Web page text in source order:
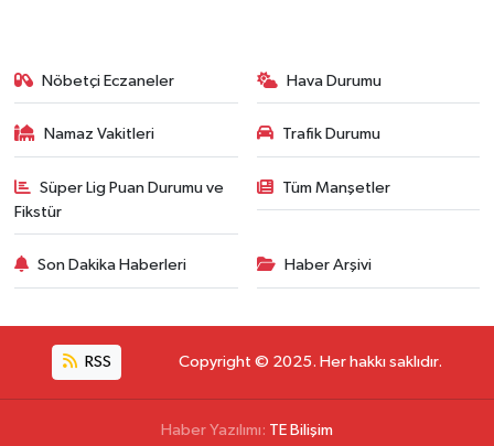
Nöbetçi Eczaneler Hava Durumu
Namaz Vakitleri Trafik Durumu
Süper Lig Puan Durumu ve
Fikstür
Tüm Manşetler
Son Dakika Haberleri Haber Arşivi
RSS Copyright © 2025. Her hakkı saklıdır.
Haber Yazılımı: TE Bilişim